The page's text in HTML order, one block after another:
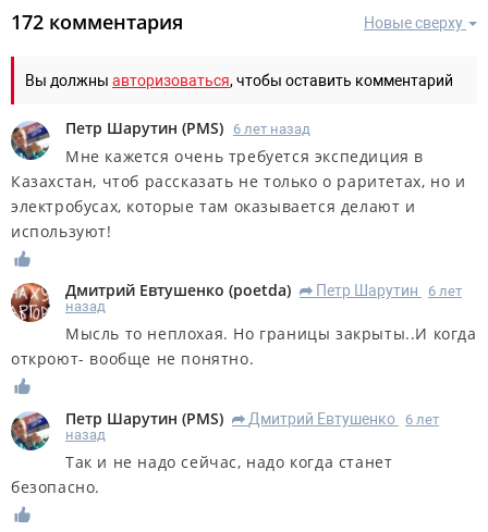
Новые сверху
172 комментария
Вы должны авторизоваться, чтобы оставить комментарий
Петр Шарутин (PMS) 6 лет назад
Мне кажется очень требуется экспедиция в
Казахстан, чтоб рассказать не только о раритетах, но и
электробусах, которые там оказывается делают и
используют!
Дмитрий Евтушенко (poetda) R Петр Шарутин
6 лет
назад
Мысль то неплохая. Но границы закрыты..И когда
откроют- вообще не понятно.
Петр Шарутин (PMS) R Дмитрий Евтушенко
6 лет
назад
Так и не надо сейчас, надо когда станет
безопасно.